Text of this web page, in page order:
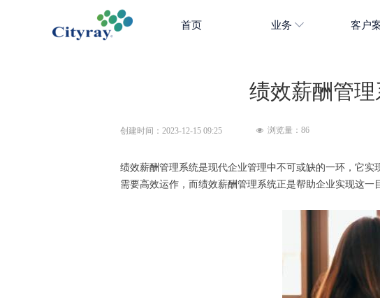
首页 业务 客户
绩效薪酬管
绩效薪酬管理系统是现代企业管理中不可或缺的一环，它
需要高效运作，而绩效薪酬管理系统正是帮助企业实现这一
创建时间： 2023-12-15 09:25 넶 浏览量： 86